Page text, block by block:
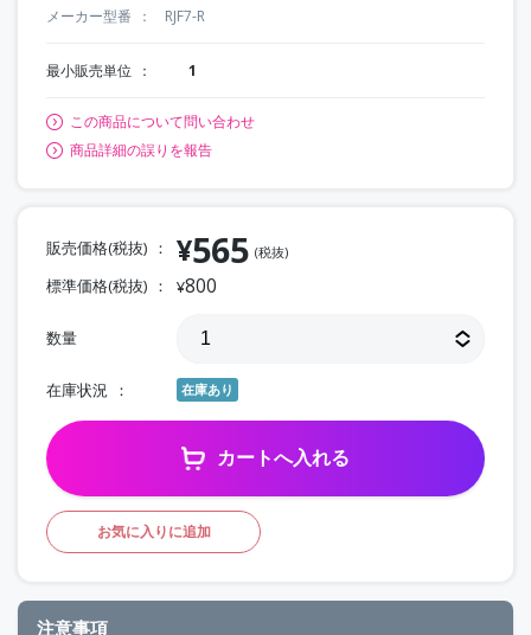
メーカー型番
RJF7-R
最小販売単位 1
この商品について問い合わせ
商品詳細の誤りを報告
販売価格(税抜) ¥565 (税抜)
標準価格(税抜) ¥800
数量
在庫状況 在庫あり
カートへ入れる
お気に入りに追加
注意事項